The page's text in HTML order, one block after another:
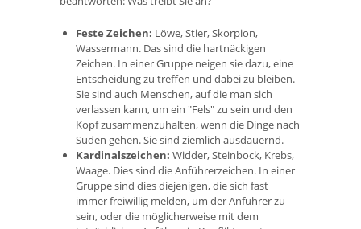
Feste Zeichen: Löwe, Stier, Skorpion,
Wassermann. Das sind die hartnäckigen
Zeichen. In einer Gruppe neigen sie dazu, eine
Entscheidung zu treffen und dabei zu bleiben.
Sie sind auch Menschen, auf die man sich
verlassen kann, um ein "Fels" zu sein und den
Kopf zusammenzuhalten, wenn die Dinge nach
Süden gehen. Sie sind ziemlich ausdauernd.
Kardinalszeichen: Widder, Steinbock, Krebs,
Waage. Dies sind die Anführerzeichen. In einer
Gruppe sind dies diejenigen, die sich fast
immer freiwillig melden, um der Anführer zu
sein, oder die möglicherweise mit dem